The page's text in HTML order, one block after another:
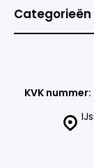
Categorieën
KVK nummer: